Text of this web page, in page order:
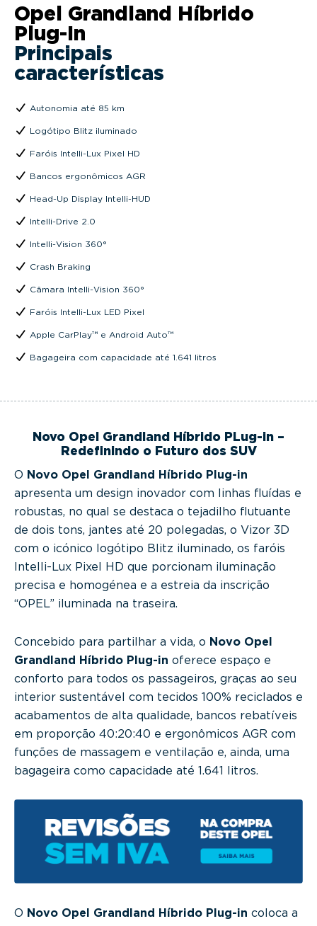
Opel Grandland Híbrido
Plug-In
Principais
características
Autonomia até 85 km
Logótipo Blitz iluminado
Faróis Intelli-Lux Pixel HD
Bancos ergonômicos AGR
Head-Up Display Intelli-HUD
Intelli-Drive 2.0
Intelli-Vision 360°
Crash Braking
Câmara Intelli-Vision 360°
Faróis Intelli-Lux LED Pixel
Apple CarPlay™ e Android Auto™
Bagageira com capacidade até 1.641 litros
Novo Opel Grandland Híbrido PLug-in –
Redefinindo o Futuro dos SUV
O Novo Opel Grandland Híbrido Plug-in
apresenta um design inovador com linhas fluídas e
robustas, no qual se destaca o tejadilho flutuante
de dois tons, jantes até 20 polegadas, o Vizor 3D
com o icónico logótipo Blitz iluminado, os faróis
Intelli-Lux Pixel HD que porcionam iluminação
precisa e homogénea e a estreia da inscrição
“OPEL” iluminada na traseira.
Concebido para partilhar a vida, o Novo Opel
Grandland Híbrido Plug-in oferece espaço e
conforto para todos os passageiros, graças ao seu
interior sustentável com tecidos 100% reciclados e
acabamentos de alta qualidade, bancos rebatíveis
em proporção 40:20:40 e ergonômicos AGR com
funções de massagem e ventilação e, ainda, uma
bagageira como capacidade até 1.641 litros.
O Novo Opel Grandland Híbrido Plug-in coloca a